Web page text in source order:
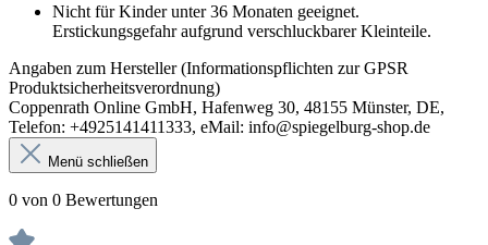
Nicht für Kinder unter 36 Monaten geeignet.
Erstickungsgefahr aufgrund verschluckbarer Kleinteile.
Angaben zum Hersteller (Informationspflichten zur GPSR
Produktsicherheitsverordnung)
Coppenrath Online GmbH, Hafenweg 30, 48155 Münster, DE,
Telefon: +4925141411333, eMail: info@spiegelburg-shop.de
Menü schließen
0 von 0 Bewertungen